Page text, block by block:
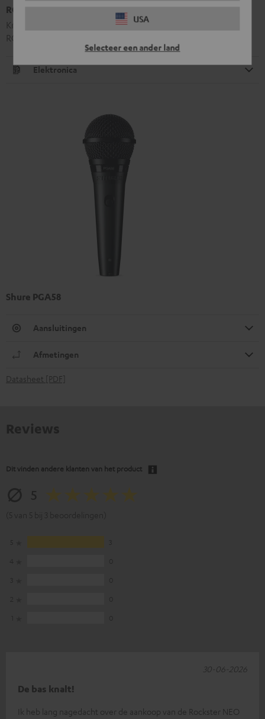
USA
Selecteer een ander land
ROCKSTER NEO batterij
Krachtige batterij voor ROCKSTER NEO & Fender x Teufel
ROCKSTER NEO
Elektronica
Shure PGA58
Aansluitingen
Afmetingen
Datasheet [PDF]
Dit vinden andere klanten van het product
De bas knalt!
Ik heb lang nagedacht over de aankoop van de Rockster NEO
30-06-2026